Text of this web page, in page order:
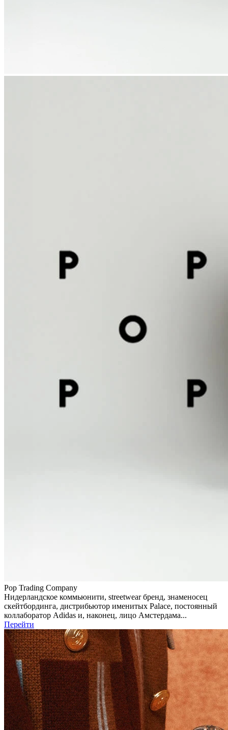
Pop Trading Company
Нидерландское коммьюнити, streetwear бренд, знаменосец
скейтбординга, дистрибьютор именитых Palace, постоянный
коллаборатор Adidas и, наконец, лицо Амстердама...
Перейти